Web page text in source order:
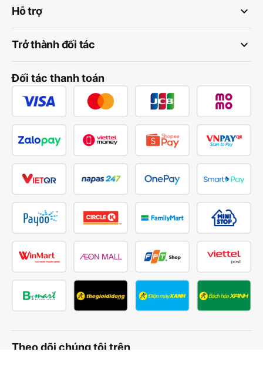
keyboard_arrow_down
Hỗ trợ
keyboard_arrow_down
Trở thành đối tác
Đối tác thanh toán
Theo dõi chúng tôi trên